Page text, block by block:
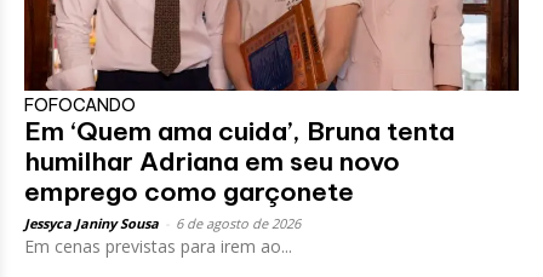
FOFOCANDO
Em ‘Quem ama cuida’, Bruna tenta
humilhar Adriana em seu novo
emprego como garçonete
Jessyca Janiny Sousa 6 de agosto de 2026
Em cenas previstas para irem ao...